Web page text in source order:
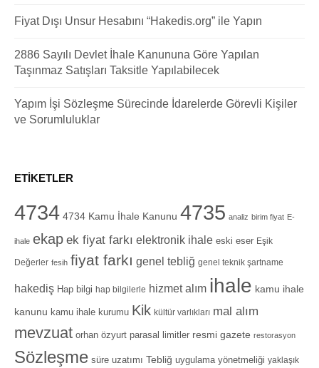
Fiyat Dışı Unsur Hesabını “Hakedis.org” ile Yapın
2886 Sayılı Devlet İhale Kanununa Göre Yapılan
Taşınmaz Satışları Taksitle Yapılabilecek
Yapım İşi Sözleşme Sürecinde İdarelerde Görevli Kişiler
ve Sorumluluklar
ETIKETLER
4734 4734 Kamu İhale Kanunu 4735 analiz birim fiyat E-
ihale ekap ek fiyat farkı elektronik ihale eski eser Eşik
Değerler fesih fiyat farkı genel tebliğ genel teknik şartname
hakediş Hap bilgi hap bilgilerle hizmet alım ihale kamu ihale
kanunu kamu ihale kurumu Kik kültür varlıkları mal alım
mevzuat orhan özyurt parasal limitler resmi gazete restorasyon
Sözleşme süre uzatımı Tebliğ uygulama yönetmeliği yaklaşık